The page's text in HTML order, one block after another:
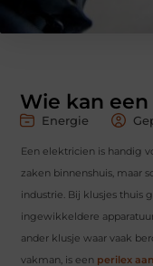
Wie kan
Energie
Een elektricien is handig
zaken binnenshuis, maar
industrie. Bij klusjes thuis
ingewikkeldere
ander klusje waar vaak
vakman, is een perilex